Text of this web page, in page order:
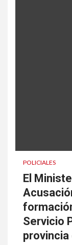
POLICIALES
El
Servicio
provincia